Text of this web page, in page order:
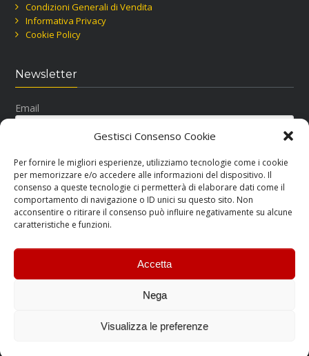
Gestisci Consenso Cookie
Per fornire le migliori esperienze, utilizziamo tecnologie come i cookie
per memorizzare e/o accedere alle informazioni del dispositivo. Il
consenso a queste tecnologie ci permetterà di elaborare dati come il
comportamento di navigazione o ID unici su questo sito. Non
acconsentire o ritirare il consenso può influire negativamente su alcune
caratteristiche e funzioni.
Accetta
Nega
Visualizza le preferenze
Condizioni Generali di Vendita
Informativa Privacy
Cookie Policy
Newsletter
Email
Seguici su Facebook